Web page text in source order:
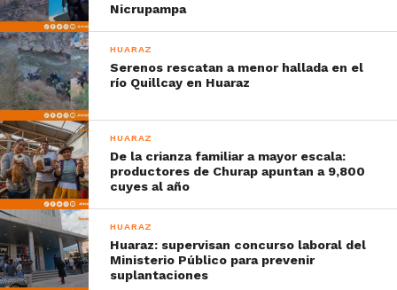
Nicrupampa
HUARAZ
Serenos rescatan a menor hallada en el
río Quillcay en Huaraz
HUARAZ
De la crianza familiar a mayor escala:
productores de Churap apuntan a 9,800
cuyes al año
HUARAZ
Huaraz: supervisan concurso laboral del
Ministerio Público para prevenir
suplantaciones